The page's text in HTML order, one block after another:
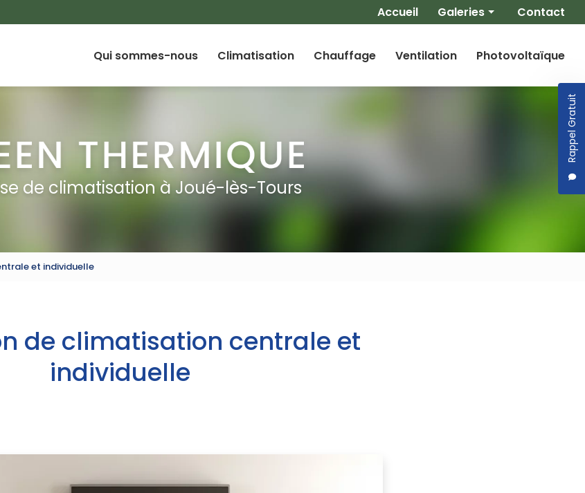
Navigation secondaire
Accueil Galeries
Chauffage
Ventilation
Contact
Rappel Gratuit
Qui sommes-nous
Climatisation Chauffage Ventilation Photovoltaïque
de climatisation à Joué-lès-Tours
et individuelle
de climatisation centrale et
individuelle